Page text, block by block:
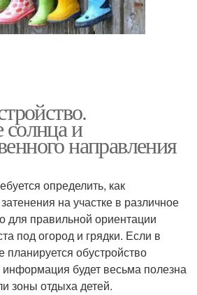
и
направления
определить, как
на участке в различное
для правильной ориентации
под огород и грядки. Если в
планируется обустройство
будет весьма полезна
зоны отдыха детей.